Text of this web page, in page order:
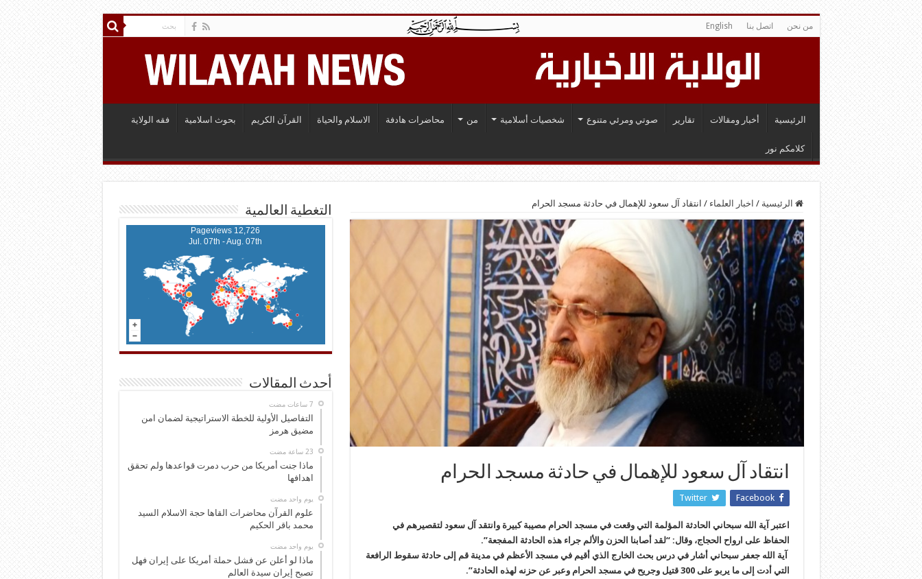
من نحن اتصل بنا English
الرئيسية أخبار ومقالات تقارير صوتي ومرئي متنوع شخصيات أسلامية من محاضرات هادفة الاسلام والحياة القرآن الكريم بحوث اسلامية فقه الولاية
كلامكم نور
الرئيسية / اخبار العلماء / انتقاد آل سعود للإهمال في حادثة مسجد الحرام
انتقاد آل سعود للإهمال في حادثة مسجد الحرام
Facebook
Twitter
اعتبر آية الله سبحاني الحادثة المؤلمة التي وقعت في مسجد الحرام مصيبة كبيرة وانتقد آل سعود لتقصيرهم في
الحفاظ على ارواح الحجاج، وقال: “لقد أصابنا الحزن والألم جراء هذه الحادثة المفجعة”.
آية الله جعفر سبحاني أشار في درس بحث الخارج الذي أقيم في مسجد الأعظم في مدينة قم إلى حادثة سقوط الرافعة
التي أدت إلى ما يربو على 300 قتيل وجريح في مسجد الحرام وعبر عن حزنه لهذه الحادثة”.
التغطية العالمية
12,726 Pageviews
Jul. 07th - Aug. 07th
أحدث المقالات
التفاصيل الأولية للخطة الاستراتيجية لضمان امن
مضيق هرمز
ماذا جنت أمريكا من حرب دمرت قواعدها ولم تحقق
اهدافها
‏يوم واحد مضت
علوم القرآن محاضرات القاها حجة الاسلام السيد
محمد باقر الحكيم
‏يوم واحد مضت
ماذا لو أعلن عن فشل حملة أمريكا على إيران فهل
تصبح إيران سيدة العالم